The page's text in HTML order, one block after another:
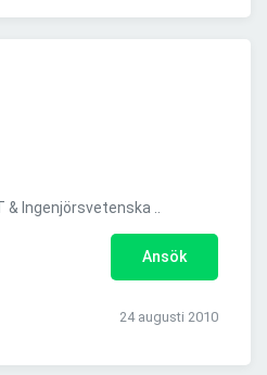
Ingenjörsvetenska ..
Ansök
24 augusti 2010